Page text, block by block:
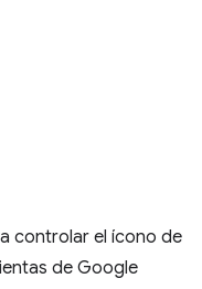
controlar el ícono de
de Google